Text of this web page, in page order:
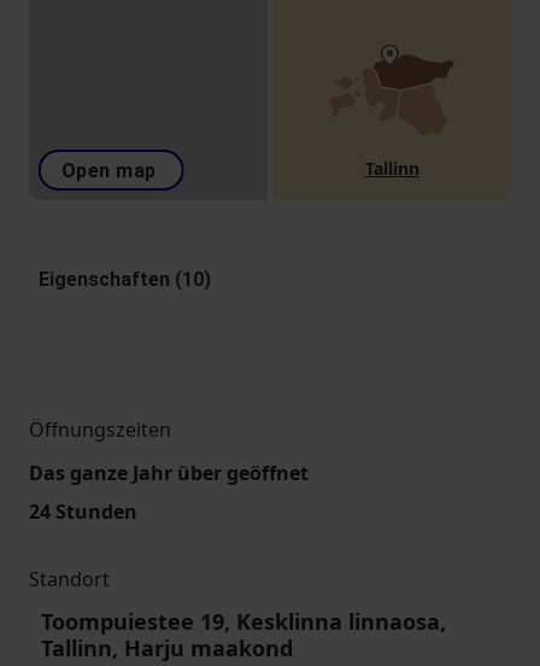
Open map Tallinn
Eigenschaften (10)
Öffnungszeiten
Das ganze Jahr über geöffnet
24 Stunden
Standort
Toompuiestee 19, Kesklinna linnaosa,
Tallinn, Harju maakond